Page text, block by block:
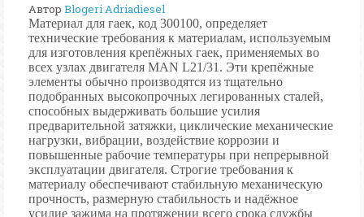
Автор Blogeri Adriadiesel
Материал для гаек, код 300100, определяет
технические требования к материалам, используемым
для изготовления крепёжных гаек, применяемых во
всех узлах двигателя MAN L21/31. Эти крепёжные
элементы обычно производятся из тщательно
подобранных высокопрочных легированных сталей,
способных выдерживать большие усилия
предварительной затяжки, циклические механические
нагрузки, вибрации, воздействие коррозии и
повышенные рабочие температуры при непрерывной
эксплуатации двигателя. Строгие требования к
материалу обеспечивают стабильную механическую
прочность, размерную стабильность и надёжное
усилие зажима на протяжении всего срока службы